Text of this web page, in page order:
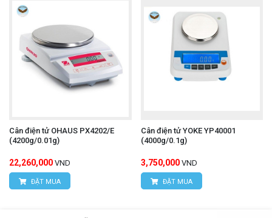
Cân điện tử OHAUS PX4202/E
(4200g/0.01g)
22,260,000 VND
ĐẶT MUA
Cân điện tử YOKE YP40001
(4000g/0.1g)
3,750,000 VND
ĐẶT MUA